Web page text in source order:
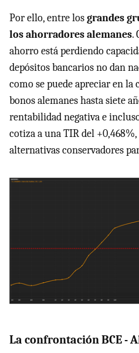
Por ello, entre losgrandes
los ahorradores alemanes.
ahorro está perdiendo
depósitos bancarios no dan
como se puede apreciar en
bonos alemanes hasta siete
rentabilidad negativa e
cotiza a una TIR del
alternativas conservadores
La confrontación BCE -